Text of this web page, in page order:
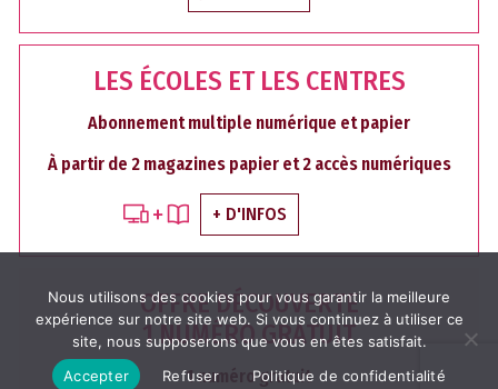
LES ÉCOLES ET LES CENTRES
Abonnement multiple numérique et papier
À partir de 2 magazines papier et 2 accès numériques
+ D'INFOS
OFFRE DÉCOUVERTE
1 NUMÉRO GRATUIT
1 numéro gratuit
Nous utilisons des cookies pour vous garantir la meilleure
expérience sur notre site web. Si vous continuez à utiliser ce
site, nous supposerons que vous en êtes satisfait.
Accepter
Refuser Politique de confidentialité